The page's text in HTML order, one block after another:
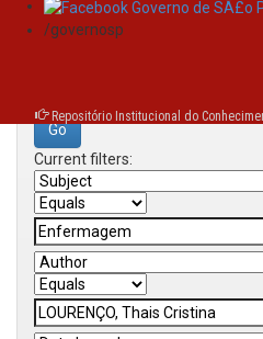
/governosp
Repositório Institucional do
Search:
Current filters: